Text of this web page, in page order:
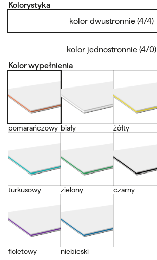
Kolorystyka
kolor dwustronnie (4/4)
kolor jednostronnie (4/0)
Kolor wypełnienia
pomarańczowy biały żółty
turkusowy zielony czarny
fioletowy niebieski